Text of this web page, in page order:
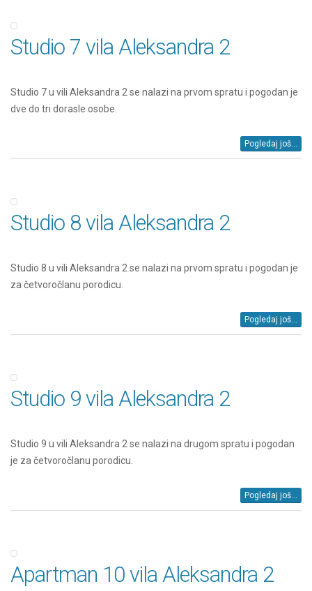
Studio 7 vila Aleksandra 2
Studio 7 u vili Aleksandra 2 se nalazi na prvom spratu i pogodan je
dve do tri dorasle osobe.
Pogledaj još...
Studio 8 vila Aleksandra 2
Studio 8 u vili Aleksandra 2 se nalazi na prvom spratu i pogodan je
za četvoročlanu porodicu.
Pogledaj još...
Studio 9 vila Aleksandra 2
Studio 9 u vili Aleksandra 2 se nalazi na drugom spratu i pogodan
je za četvoročlanu porodicu.
Pogledaj još...
Apartman 10 vila Aleksandra 2